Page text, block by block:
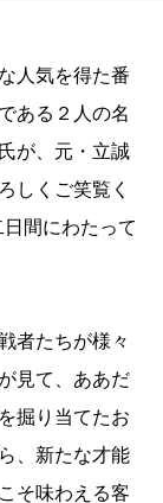
人気を得た番
ある２人の名
が、元・立誠
しくご笑覧く
間にわたって
者たちが様々
見て、ああだ
掘り当てたお
、新たな才能
そ味わえる客